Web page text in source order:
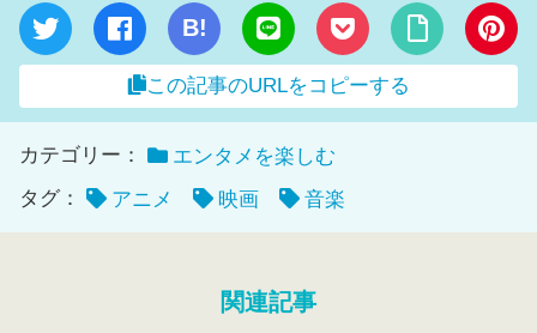
B!
この記事のURLをコピーする
カテゴリー：
エンタメを楽しむ
タグ：
アニメ 映画 音楽
関連記事